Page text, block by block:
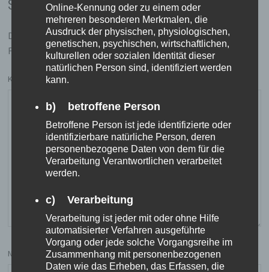
Schreibe einen Kommentar
Deine E-Mail-Adresse wird nicht veröffentlicht.Erforderliche
Felder sind mit*markiert
KOMMENTAR*
NAME
Online-Kennung oder zu einem oder
mehreren besonderen Merkmalen, die
Ausdruck der physischen, physiologischen,
genetischen, psychischen, wirtschaftlichen,
kulturellen oder sozialen Identität dieser
natürlichen Person sind, identifiziert werden
kann.
b) betroffene Person
Betroffene Person ist jede identifizierte oder
identifizierbare natürliche Person, deren
personenbezogene Daten von dem für die
Verarbeitung Verantwortlichen verarbeitet
werden.
c) Verarbeitung
Verarbeitung ist jeder mit oder ohne Hilfe
automatisierter Verfahren ausgeführte
Vorgang oder jede solche Vorgangsreihe im
Zusammenhang mit personenbezogenen
Daten wie das Erheben, das Erfassen, die